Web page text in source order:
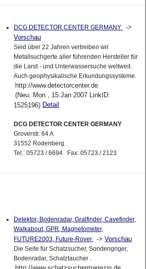
DCG DETECTOR CENTER GERMANY
->
Vorschau
Seid über 22 Jahren vertreiben wir
Metallsuchgerte aller führenden Hersteller für
die Land - und Unterwassersuche weltweit.
Auch geophysikalische Erkundungssysteme.
http://www.detectorcenter.de
(Neu: Mon , 15.Jan 2007 LinkID:
1525196) Detail
DCG DETECTOR CENTER GERMANY
Groverstr. 64 A
31552 Rodenberg
Tel.: 05723 / 6694 Fax: 05723 / 2123
Detektor, Bodenradar, Gralfinder, Cavefinder,
Walkabout, GPR, Magnetometer,
FUTURE2003, Future-Rover
-> Vorschau
Die Seite für Schatzsucher, Sondengnger,
Bodenradar, Schatztaucher .